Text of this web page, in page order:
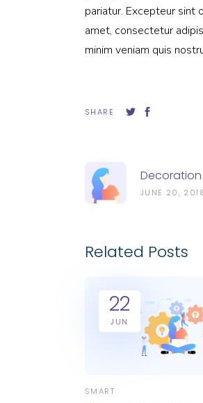
pariatur. Excepteur sint
amet, consectetur
minim veniam quis
SHARE
Decoration
JUNE 20,
Related Posts
22
JUN
SMART